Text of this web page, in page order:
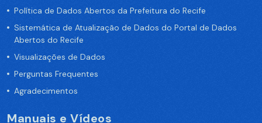
Política de Dados Abertos da Prefeitura do Recife
Sistemática de Atualização de Dados do Portal de Dados
Abertos do Recife
Visualizações de Dados
Perguntas Frequentes
Agradecimentos
Manuais e Vídeos